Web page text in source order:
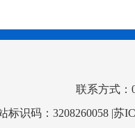
联系方式：
识码：3208260058 |苏